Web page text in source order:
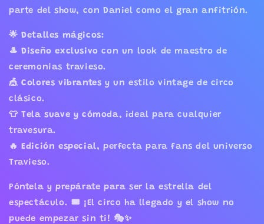
parte del show, con Daniel como el gran anfitrión.
🌟Detalles mágicos:
🎩Diseño exclusivo con un look de maestro de
ceremonias travieso.
🎪Colores vibrantes y un estilo vintage de circo
clásico.
👕Tela suave y cómoda, ideal para cualquier
travesura.
🔥Edición especial, perfecta para fans del universo
Travieso.
Póntela y prepárate para ser la estrella del
espectáculo. 🎟️ ¡El circo ha llegado y el show no
puede empezar sin ti! 🎭✨